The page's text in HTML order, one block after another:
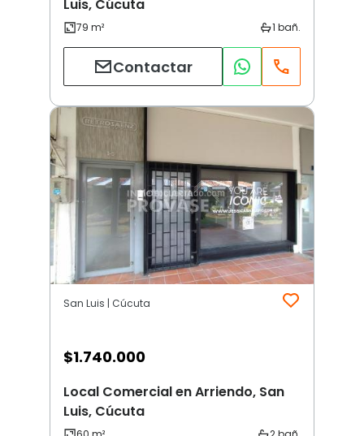
Luis, Cúcuta
Contactar
San Luis | Cúcuta
$1.740.000
Local Comercial en Arriendo, San
Luis, Cúcuta